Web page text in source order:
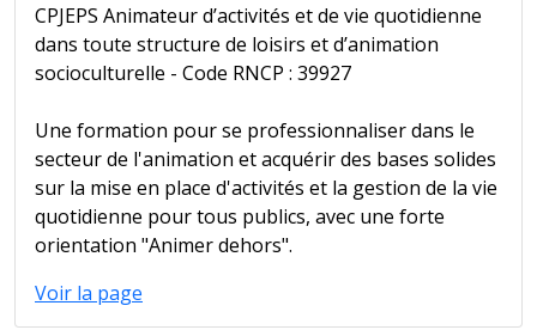
CPJEPS Animateur d’activités et de vie quotidienne
dans toute structure de loisirs et d’animation
socioculturelle - Code RNCP : 39927
Une formation pour se professionnaliser dans le
secteur de l'animation et acquérir des bases solides
sur la mise en place d'activités et la gestion de la vie
quotidienne pour tous publics, avec une forte
orientation "Animer dehors".
Voir la page